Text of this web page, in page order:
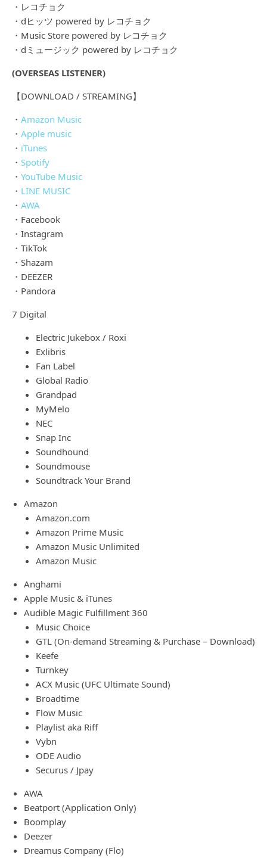
・レコチョク
・dヒッツ powered by レコチョク
・Music Store powered by レコチョク
・dミュージック powered by レコチョク
(OVERSEAS LISTENER)
【DOWNLOAD / STREAMING】
・ Amazon Music
・ Apple music
・ iTunes
・ Spotify
・ YouTube Music
・ LINE MUSIC
・ AWA
・Facebook
・Instagram
・TikTok
・Shazam
・DEEZER
・Pandora
7 Digital
Electric Jukebox / Roxi
Exlibris
Fan Label
Global Radio
Grandpad
MyMelo
NEC
Snap Inc
Soundhound
Soundmouse
Soundtrack Your Brand
Amazon
Amazon.com
Amazon Prime Music
Amazon Music Unlimited
Amazon Music
Anghami
Apple Music & iTunes
Audible Magic Fulfillment 360
Music Choice
GTL (On-demand Streaming & Purchase – Download)
Keefe
Turnkey
ACX Music (UFC Ultimate Sound)
Broadtime
Flow Music
Playlist aka Riff
Vybn
ODE Audio
Securus / Jpay
AWA
Beatport (Application Only)
Boomplay
Deezer
Dreamus Company (Flo)